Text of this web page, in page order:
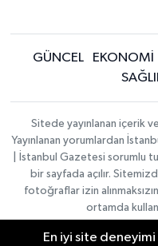
GÜNCEL EKONOMİ
Sitede yayınlanan içerik
Yayınlanan yorumlardan
| İstanbul Gazetesi sorumlu
bir sayfada açılır.
fotoğraflar izin
ortamda
En iyi site